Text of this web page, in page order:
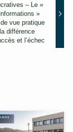
– Le «
»
vue pratique
différence
et l’échec